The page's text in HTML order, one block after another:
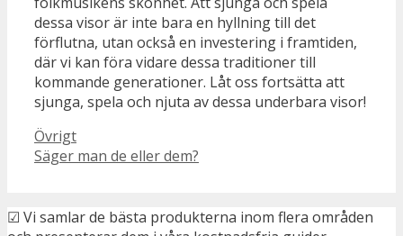
dessa visor är inte bara en hyllning till det
förflutna, utan också en investering i framtiden,
där vi kan föra vidare dessa traditioner till
kommande generationer. Låt oss fortsätta att
sjunga, spela och njuta av dessa underbara visor!
Kategorier
Övrigt
Säger man de eller dem?
☑ Vi samlar de bästa produkterna inom flera områden